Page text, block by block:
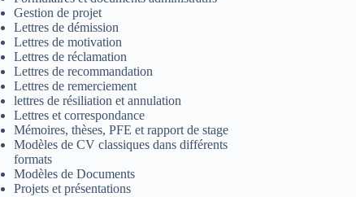
Gestion de projet
Lettres de démission
Lettres de motivation
Lettres de réclamation
Lettres de recommandation
Lettres de remerciement
lettres de résiliation et annulation
Lettres et correspondance
Mémoires, thèses, PFE et rapport de stage
Modèles de CV classiques dans différents
formats
Modèles de Documents
Projets et présentations